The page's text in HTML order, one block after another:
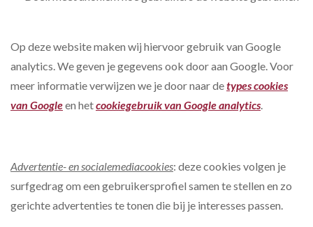
Op deze website maken wij hiervoor gebruik van Google
analytics. We geven je gegevens ook door aan Google. Voor
meer informatie verwijzen we je door naar detypes cookies
van Googleen hetcookiegebruik van Google analytics
Advertentie- en socialemediacookies: deze cookies volgen je
surfgedrag om een gebruikersprofiel samen te stellen en zo
gerichte advertenties te tonen die bij je interesses passen.